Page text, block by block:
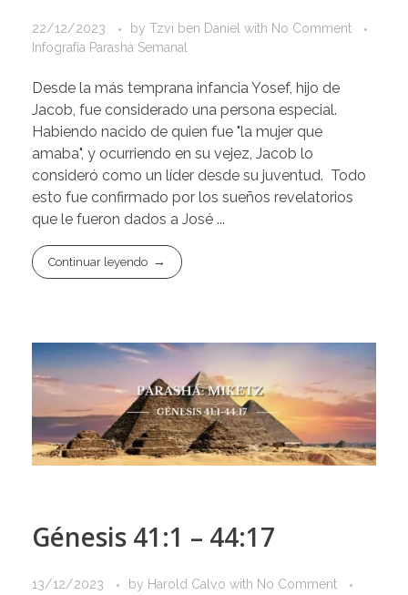
22/12/2023 by Tzvi ben Daniel with No Comment
Infografía Parashá Semanal
Desde la más temprana infancia Yosef, hijo de
Jacob, fue considerado una persona especial.
Habiendo nacido de quien fue "la mujer que
amaba", y ocurriendo en su vejez, Jacob lo
consideró como un líder desde su juventud. Todo
esto fue confirmado por los sueños revelatorios
que le fueron dados a José ...
Continuar leyendo
Génesis 41:1 – 44:17
13/12/2023 by Harold Calvo with No Comment